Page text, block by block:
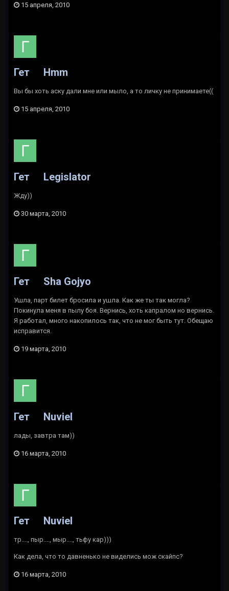
15 апреля, 2010
Гет Hmm
Вы бы хоть аску дали мне или мыло, а то личку не принимаете((
15 апреля, 2010
Гет Legislator
Жду))
30 марта, 2010
Гет Sha Gojyo
Ушла, парт билет бросила и ушла. Как же ты так могла?
Покинула меня в пылу боя. Вернись, хоть капралом но вернись.
Я работал, много накопилось так, что не мог быть тут. Обещаю
исправится.
19 марта, 2010
Гет Nuviel
лады, завтра там))
16 марта, 2010
Гет Nuviel
тр...., пыр...., мыр...., тьфу кар)))
Как дела, что то давненько не виделись мож скайпс?
16 марта, 2010